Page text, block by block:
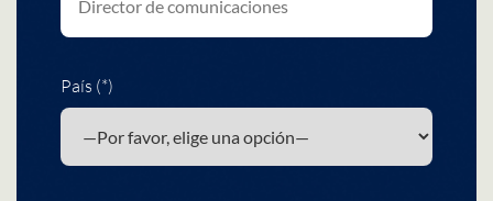
País (*)